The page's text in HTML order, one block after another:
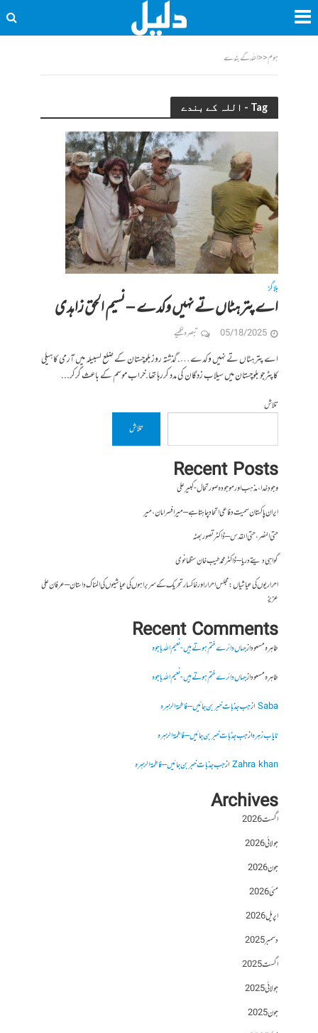
ہوم<<اللہ کے بندے
Tag - اللہ کے بندے
بلاگز
اے پتر ہٹاں تے نہیں وکدے – نسیم الحق زاہدی
05/18/2025 تبصرہ لکھیے
اے پتر ہٹاں تے نہیں وکدے…. گذشتہ روزبلوچستان کے ضلع لسبیلہ میں آرمی کا ہیلی
کاپٹرجو بلوچستان میں سیلاب زدگان کی مدد کررہا تھا.خراب موسم کے باعث گرکر...
تلاش
تلاش
Recent Posts
وجودِ خدا، مذہب اور موجودہ صورتحال- کبیر علی
ایران پاکستان سمیت دفاعی اتحاد چاہتا ہے – میر افسر امان،میر
حتی النصر ، حتی القدس – ڈاکٹر تصور بھٹہ
گواہی دیتے دریا – ڈاکٹر محمد طیب خان سنگھانوی
احراریوں کی عیاشیاں : مجلس احرار اور خاکسار تحریک کے سربراہوں کی عیاشیوں کی المناک داستان – عرفان علی
عزیز
Recent Comments
طاہرہ مسعودازجہاں دائرے ختم ہوتے ہیں- نعیم اللہ باجوہ
طاہرہ مسعودازجہاں دائرے ختم ہوتے ہیں- نعیم اللہ باجوہ
Sabaازجب جذبات خبر بن جائیں – فاطمۃالزہرہ
نایاب زہرہازجب جذبات خبر بن جائیں – فاطمۃالزہرہ
Zahra khanازجب جذبات خبر بن جائیں – فاطمۃالزہرہ
Archives
اگست 2026
جولائی 2026
جون 2026
مئی 2026
اپریل 2026
دسمبر 2025
اگست 2025
جولائی 2025
جون 2025